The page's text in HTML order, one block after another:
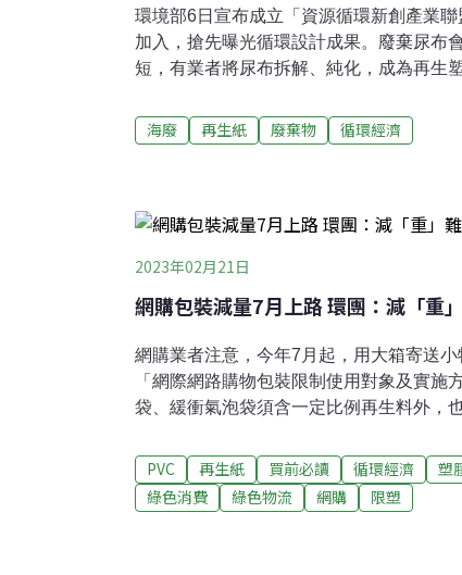
環境部6日宣布成立「資源循環新創產業
加入，搶先曝光循環設計成果。廢棄尿布
短，有業者將尿布拆解、純化，成為再生
框皆可拆裝配戴，無需擔心零件壞掉，整
紙、漁網成鏡框 打造生活中的循環經濟寶
為焚化爐溫度升高、壽命縮短的兇手，焚
公司早期與新竹縣政府合作「尿布減重」
構及清運業者合作，從清洗、殺菌開始，
海廢 再生紙 廢棄物 循環經濟
2023年02月21日
網購包裝減量7月上路 環團：減「重」
網購業者注意，今年7月起，用大箱寄送
「網際網路購物包裝限制使用對象及實施
袋、緩衝氣泡袋須含一定比例再生料外，
只能治標，不易促使源頭減量，「循環袋
提高循環袋箱使用率。網購包裝減量7月上
16日公告「網際網路購物包裝限制使用對
PVC 再生紙 買前必讀 循環經濟 塑
綠色消費
綠色物流 網購 限塑